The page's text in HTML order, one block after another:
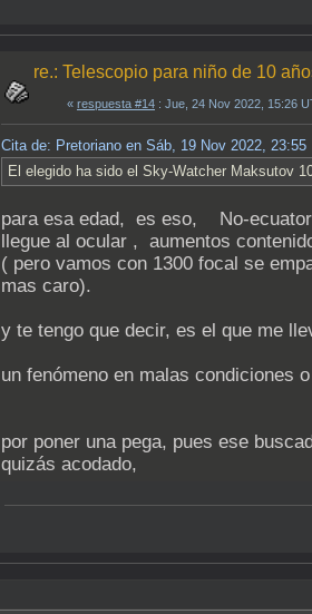
re.: Telescopio para niño de 10
« respuesta #14 : Jue, 24 Nov 2022, 15:26
Cita de: Pretoriano en Sáb, 19 Nov 2022, 23:55
El elegido ha sido el Sky-Watcher Maksutov
para esa edad, es eso, No-
llegue al ocular , aumentos
( pero vamos con 1300 focal se
mas caro).
y te tengo que decir, es el que me
un fenómeno en malas condiciones
por poner una pega, pues ese
quizás acodado,